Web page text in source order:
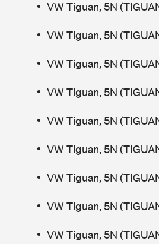
VW Tiguan, 5N
VW Tiguan, 5N
VW Tiguan, 5N
VW Tiguan, 5N
VW Tiguan, 5N
VW Tiguan, 5N
VW Tiguan, 5N
VW Tiguan, 5N
VW Tiguan, 5N